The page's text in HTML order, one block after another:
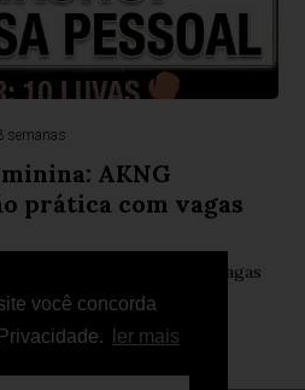
você concorda
ler mais
semanas
AKNG
prática com vagas
de julho, com apenas 16 vagas
de participação.